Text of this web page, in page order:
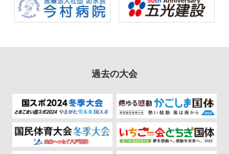
過去の大会